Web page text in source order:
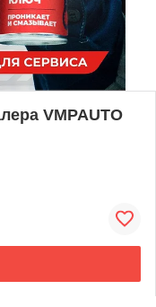
VMPAUTO